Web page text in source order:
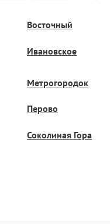
Восточный
Ивановское
Метрогородок
Перово
Соколиная Гора